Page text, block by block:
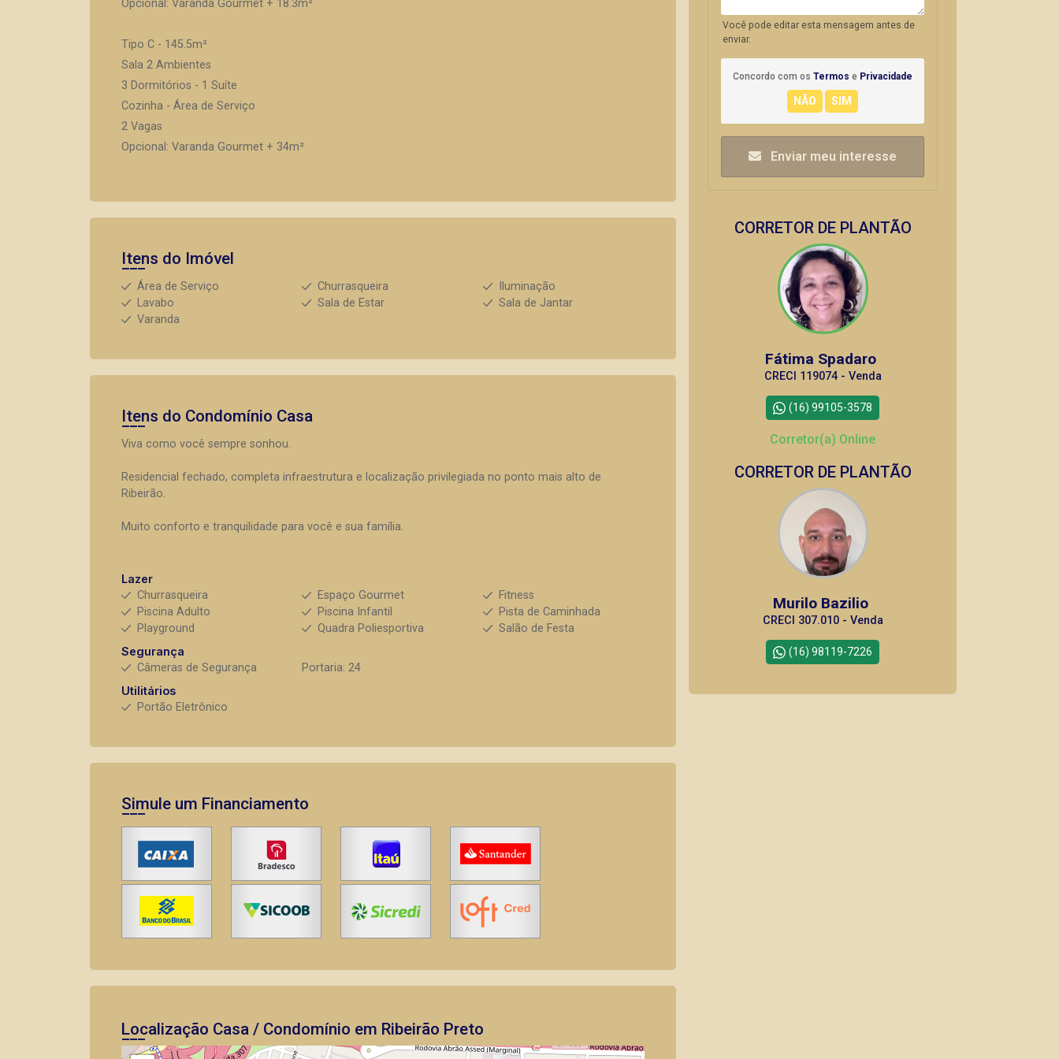
Opcional: Varanda Gourmet + 18.3m²
Tipo C - 145.5m²
Sala 2 Ambientes
3 Dormitórios - 1 Suíte
Cozinha - Área de Serviço
2 Vagas
Opcional: Varanda Gourmet + 34m²
Itens do Imóvel
Área de Serviço Churrasqueira
Iluminação
Lavabo
Sala de Estar
Sala de Jantar
Varanda
Itens do Condomínio Casa
Viva como você sempre sonhou.
Residencial fechado, completa infraestrutura e localização privilegiada no ponto mais alto de
Ribeirão.
Muito conforto e tranquilidade para você e sua família.
Lazer
Churrasqueira
Espaço Gourmet
Fitness
Piscina Adulto
Piscina Infantil
Pista de Caminhada
Playground
Quadra Poliesportiva
Salão de Festa
Segurança
Câmeras de Segurança
Portaria: 24
Utilitários
Portão Eletrônico
Simule um Financiamento
Localização Casa / Condomínio em Ribeirão Preto
Você pode editar esta mensagem antes de
enviar.
Concordo com os Termos e Privacidade
Enviar meu interesse
CORRETOR DE PLANTÃO
Fátima Spadaro
CRECI 119074 - Venda
(16) 99105-3578
Corretor(a) Online
CORRETOR DE PLANTÃO
Murilo Bazilio
CRECI 307.010 - Venda
(16) 98119-7226
CORRETOR DE PLANTÃO